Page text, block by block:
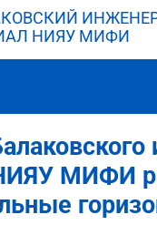
НИЯУ МИФИ
МИФИ